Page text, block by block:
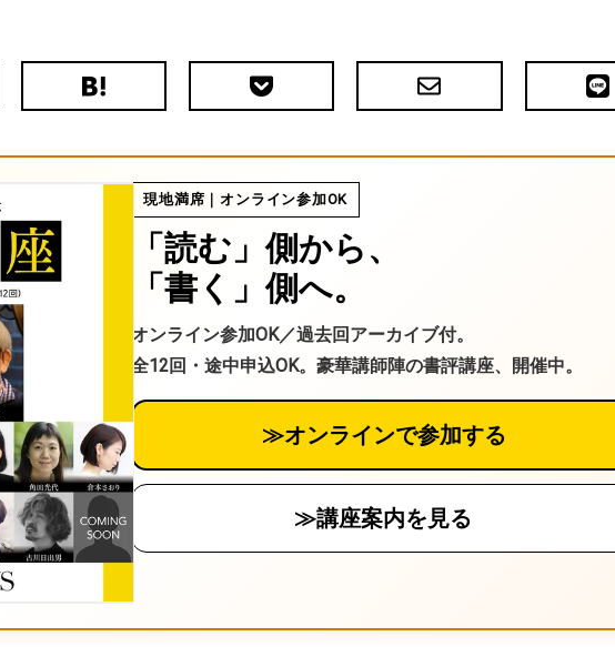
は
Pocket
メ
LINE
現地満席｜オンライン参加OK
「読む」側から、
「書く」側へ。
オンライン参加OK／過去回アーカイブ付。
全12回・途中申込OK。豪華講師陣の書評講座、開催中。
≫オンラインで参加する
≫講座案内を見る